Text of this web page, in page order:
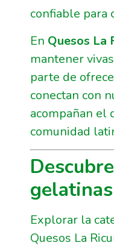
confiable para
En Quesos La
mantener
parte de
conectan con
acompañan el
comunidad
gelatinas
Explorar la
Quesos La